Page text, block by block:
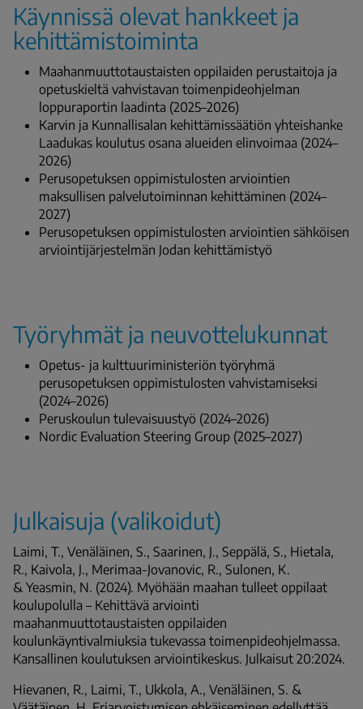
Käynnissä olevat hankkeet ja
kehittämistoiminta
Maahanmuuttotaustaisten oppilaiden perustaitoja ja
opetuskieltä vahvistavan toimenpideohjelman
loppuraportin laadinta (2025–2026)
Karvin ja Kunnallisalan kehittämissäätiön yhteishanke
Laadukas koulutus osana alueiden elinvoimaa (2024–
2026)
Perusopetuksen oppimistulosten arviointien
maksullisen palvelutoiminnan kehittäminen (2024–
2027)
Perusopetuksen oppimistulosten arviointien sähköisen
arviointijärjestelmän Jodan kehittämistyö
Työryhmät ja neuvottelukunnat
Opetus- ja kulttuuriministeriön työryhmä
perusopetuksen oppimistulosten vahvistamiseksi
(2024–2026)
Peruskoulun tulevaisuustyö (2024–2026)
Nordic Evaluation Steering Group (2025–2027)
Julkaisuja (valikoidut)
Laimi, T., Venäläinen, S., Saarinen, J., Seppälä, S., Hietala,
R., Kaivola, J., Merimaa-Jovanovic, R., Sulonen, K.
& Yeasmin, N. (2024). Myöhään maahan tulleet oppilaat
koulupolulla – Kehittävä arviointi
maahanmuuttotaustaisten oppilaiden
koulunkäyntivalmiuksia tukevassa toimenpideohjelmassa.
Kansallinen koulutuksen arviointikeskus. Julkaisut 20:2024.
Hievanen, R., Laimi, T., Ukkola, A., Venäläinen, S. &